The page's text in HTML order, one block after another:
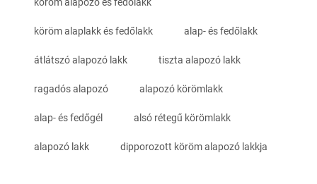
köröm alaplakk és fedőlakk alap- és fedőlakk
átlátszó alapozó lakk tiszta alapozó lakk
ragadós alapozó alapozó körömlakk
alap- és fedőgél alsó rétegű körömlakk
alapozó lakk dipporozott köröm alapozó lakkja